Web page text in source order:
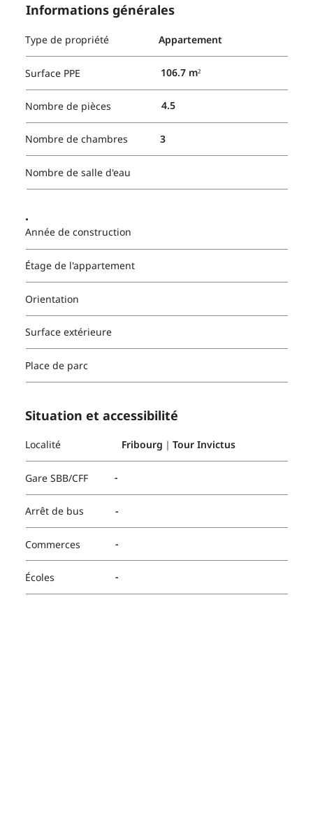
Informations générales
Type de propriété Appartement
Surface PPE 106.7 m²
Nombre de pièces 4.5
Nombre de chambres 3
Nombre de salle d'eau
.
Année de construction
Étage de l'appartement
Orientation
Surface extérieure
Place de parc
Situation et accessibilité
Localité Fribourg｜Tour Invictus
Gare SBB/CFF -
Arrêt de bus -
Commerces -
Écoles -